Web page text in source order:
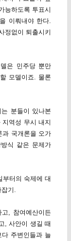
능하도록 투표시
이뤄내야 한다.
정없이 퇴출시키
은 민주당 뿐만
모델이죠. 물론
는 분들이 있나본
역성 무시 내지
과 국개론을 오가
식 같은 문제가
부터의 숙제에 대
기.
, 참여예산이든
, 사안이 생길 때
주변인들과 늘